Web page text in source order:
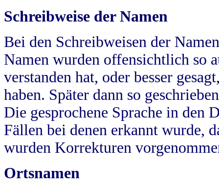
Schreibweise der Namen
Bei den Schreibweisen der
Namen wurden offensichtlich so
verstanden hat, oder besser
haben. Später dann so
Die gesprochene Sprache in
Fällen bei denen erkannt wurde,
wurden Korrekturen
Ortsnamen